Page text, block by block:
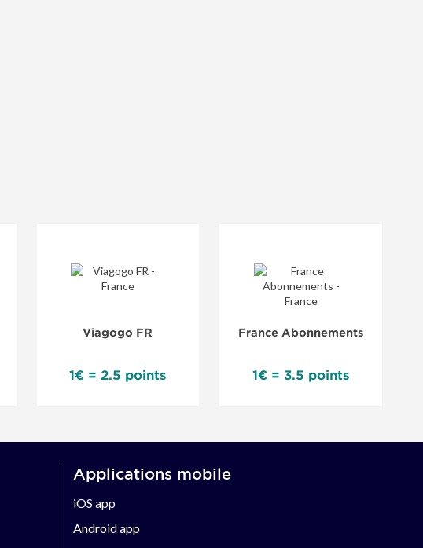
Viagogo FR
1€ = 2.5 points
France Abonnements
1€ = 3.5 points
Applications mobile
iOS app
Android app